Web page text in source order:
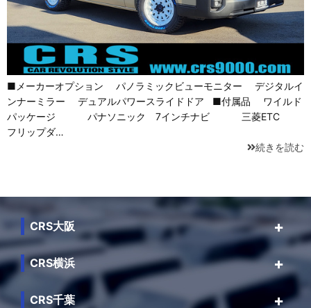
■メーカーオプション パノラミックビューモニター デジタルイ
ンナーミラー デュアルパワースライドドア ■付属品 ワイルド
パッケージ パナソニック 7インチナビ 三菱ETC
フリップダ…
続きを読む
CRS大阪
CRS横浜
CRS千葉